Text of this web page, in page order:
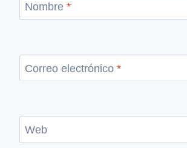
Nombre *
Correo electrónico *
Web